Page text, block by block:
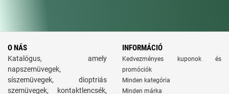
O NÁS
Katalógus, amely
napszemüvegek,
síszemüvegek, dioptriás
szemüvegek, kontaktlencsék,
INFORMÁCIÓ
Kedvezményes kuponok és
promóciók
Minden kategória
Minden márka